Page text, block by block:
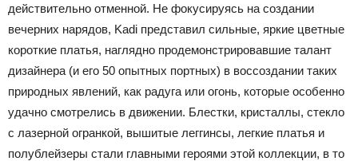
действительно отменной. Не фокусируясь на создании
вечерних нарядов, Kadi представил сильные, яркие цветные
короткие платья, наглядно продемонстрировавшие талант
дизайнера (и его 50 опытных портных) в воссоздании таких
природных явлений, как радуга или огонь, которые особенно
удачно смотрелись в движении. Блестки, кристаллы, стекло
с лазерной огранкой, вышитые леггинсы, легкие платья и
полублейзеры стали главными героями этой коллекции, в то